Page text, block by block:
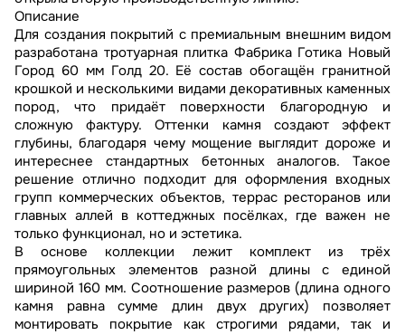
Описание
Для создания покрытий с премиальным внешним видом
разработана тротуарная плитка Фабрика Готика Новый
Город 60 мм Голд 20. Её состав обогащён гранитной
крошкой и несколькими видами декоративных каменных
пород, что придаёт поверхности благородную и
сложную фактуру. Оттенки камня создают эффект
глубины, благодаря чему мощение выглядит дороже и
интереснее стандартных бетонных аналогов. Такое
решение отлично подходит для оформления входных
групп коммерческих объектов, террас ресторанов или
главных аллей в коттеджных посёлках, где важен не
только функционал, но и эстетика.
В основе коллекции лежит комплект из трёх
прямоугольных элементов разной длины с единой
шириной 160 мм. Соотношение размеров (длина одного
камня равна сумме длин двух других) позволяет
монтировать покрытие как строгими рядами, так и